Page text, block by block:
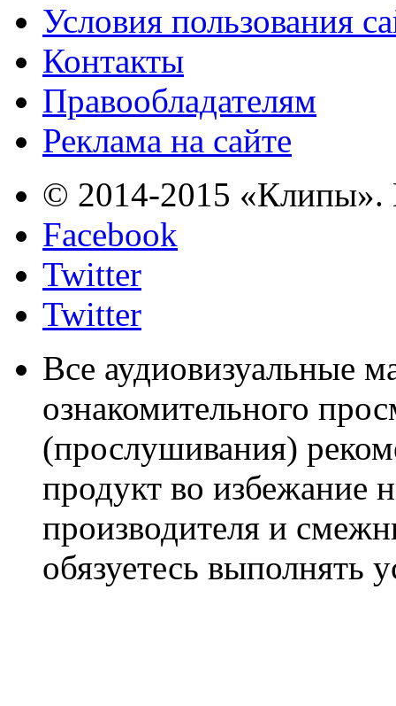
Условия пользования
Контакты
Правообладателям
Реклама на сайте
© 2014-2015 «Клипы».
Facebook
Twitter
Twitter
Все аудиовизуальные
ознакомительного
(прослушивания)
продукт во избежание
производителя и
обязуетесь выполнять